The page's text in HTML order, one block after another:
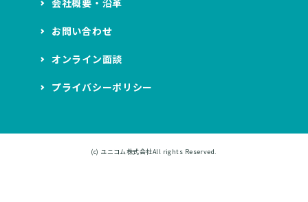
会社概要・沿革
お問い合わせ
オンライン面談
プライバシーポリシー
(c) ユニコム株式会社All rights Reserved.